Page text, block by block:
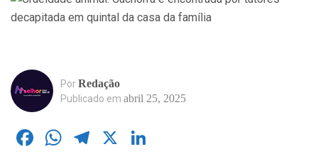
PorRedação
Publicado em abril 25, 2025
Facebook
WhatsApp
Telegram
X